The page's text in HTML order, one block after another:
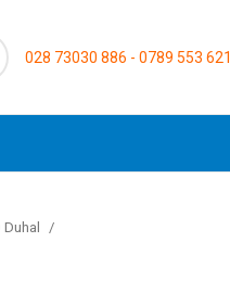
028 73030 886 - 0789 553 621